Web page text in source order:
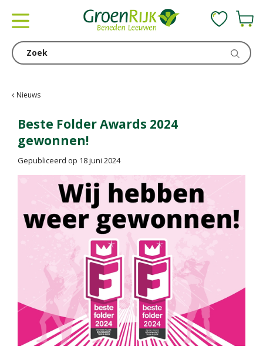
Nieuws
Beste Folder Awards 2024
gewonnen!
Gepubliceerd op 18 juni 2024